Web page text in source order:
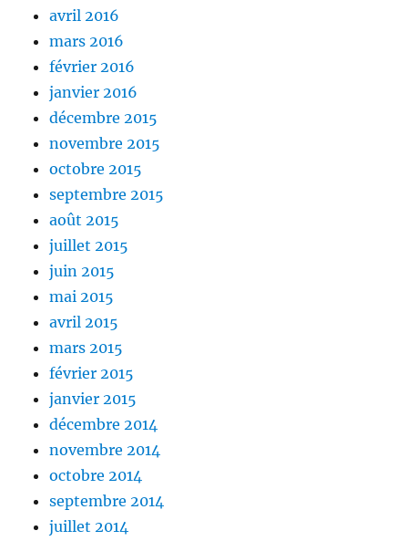
avril 2016
mars 2016
février 2016
janvier 2016
décembre 2015
novembre 2015
octobre 2015
septembre 2015
août 2015
juillet 2015
juin 2015
mai 2015
avril 2015
mars 2015
février 2015
janvier 2015
décembre 2014
novembre 2014
octobre 2014
septembre 2014
juillet 2014